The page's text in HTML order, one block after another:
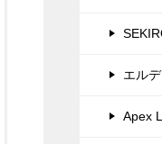
エル
Apex